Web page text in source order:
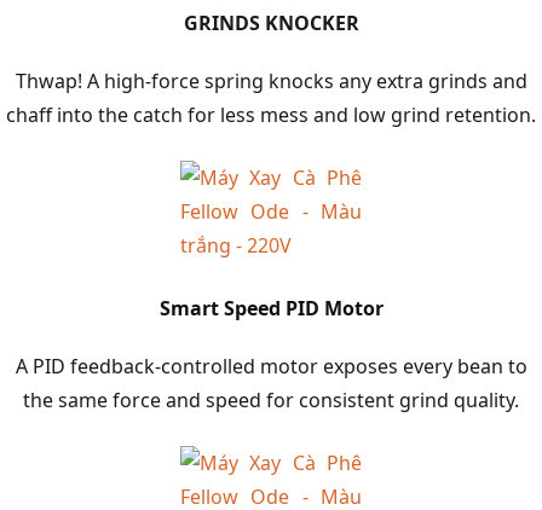
GRINDS KNOCKER
Thwap! A high-force spring knocks any extra grinds and
chaff into the catch for less mess and low grind retention.
Smart Speed PID Motor
A PID feedback-controlled motor exposes every bean to
the same force and speed for consistent grind quality.